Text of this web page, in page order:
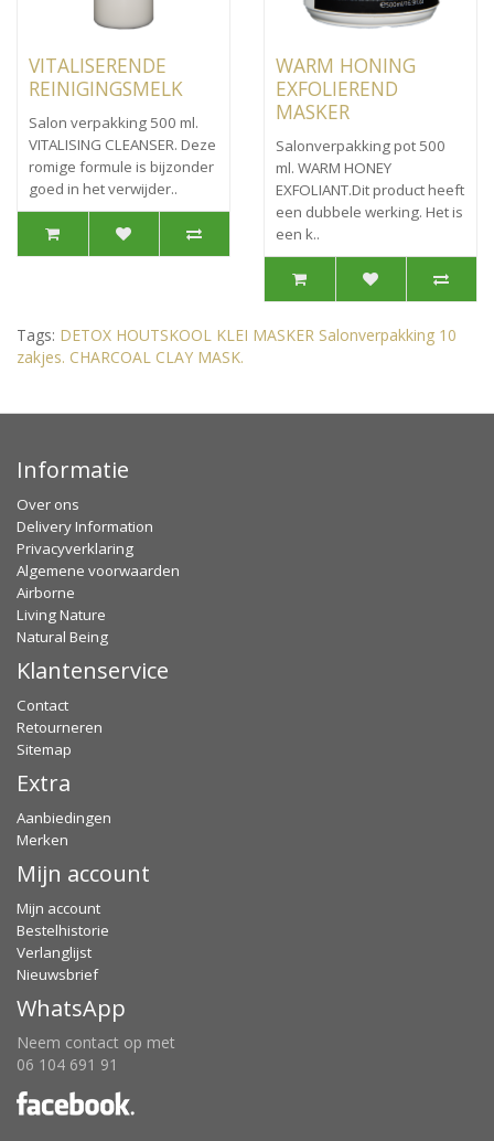
VITALISERENDE
REINIGINGSMELK
Salon verpakking 500 ml.
VITALISING CLEANSER. Deze
romige formule is bijzonder
goed in het verwijder..
WARM HONING
EXFOLIEREND
MASKER
Salonverpakking pot 500
ml. WARM HONEY
EXFOLIANT.Dit product heeft
een dubbele werking. Het is
een k..
Tags: DETOX HOUTSKOOL KLEI MASKER Salonverpakking 10
zakjes. CHARCOAL CLAY MASK.
Informatie
Over ons
Delivery Information
Privacyverklaring
Algemene voorwaarden
Airborne
Living Nature
Natural Being
Klantenservice
Contact
Retourneren
Sitemap
Extra
Aanbiedingen
Merken
Mijn account
Mijn account
Bestelhistorie
Verlanglijst
Nieuwsbrief
WhatsApp
Neem contact op met
06 104 691 91